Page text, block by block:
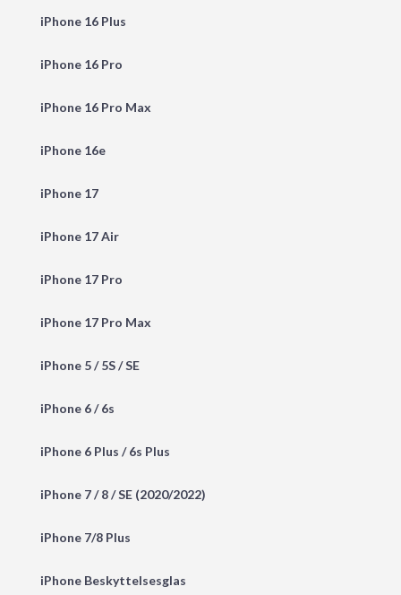
iPhone 16 Plus
iPhone 16 Pro
iPhone 16 Pro Max
iPhone 16e
iPhone 17
iPhone 17 Air
iPhone 17 Pro
iPhone 17 Pro Max
iPhone 5 / 5S / SE
iPhone 6 / 6s
iPhone 6 Plus / 6s Plus
iPhone 7 / 8 / SE (2020/2022)
iPhone 7/8 Plus
iPhone Beskyttelsesglas